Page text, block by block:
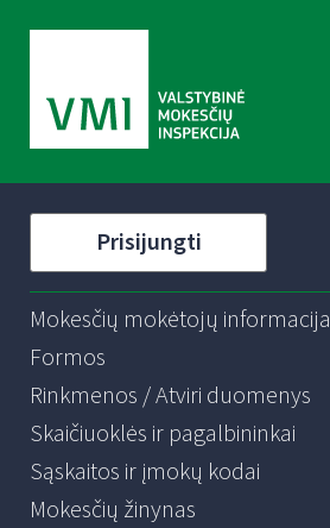
Prisijungti
Mokesčių mokėtojų informacija
Formos
Rinkmenos / Atviri duomenys
Skaičiuoklės ir pagalbininkai
Sąskaitos ir įmokų kodai
Mokesčių žinynas